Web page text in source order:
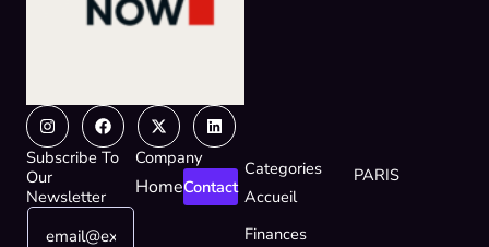
InstagramFacebook
X-
twitter
Linkedin
Subscribe To
Our
Newsletter
EE
Company
HomeContact
Categories
Accueil
Finances
PARIS